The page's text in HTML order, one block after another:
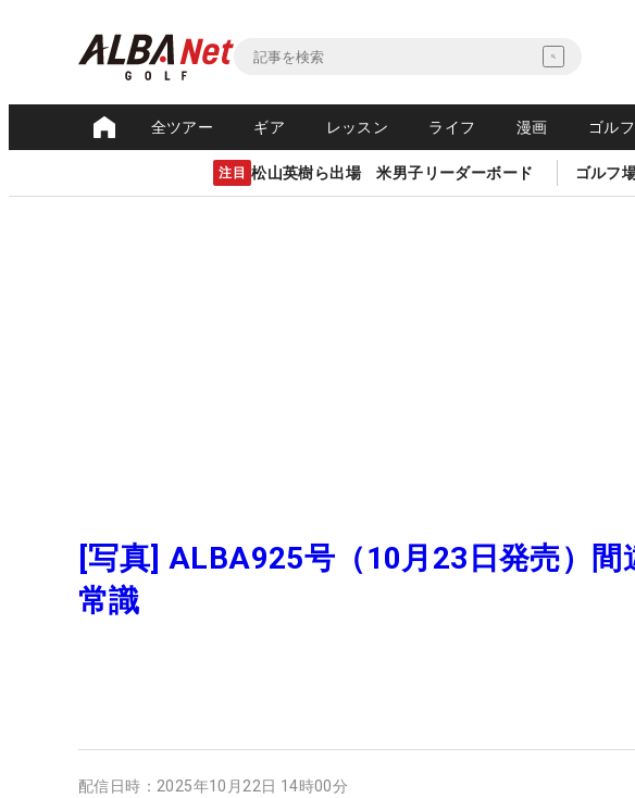
全ツアー ギア レッスン ライフ 漫画 ゴル
注目 松山英樹ら出場 米男子リーダーボード ゴルフ
[写真] ALBA925号（10月23日発売）
常識
配信日時： 2025年10月22日 14時00分